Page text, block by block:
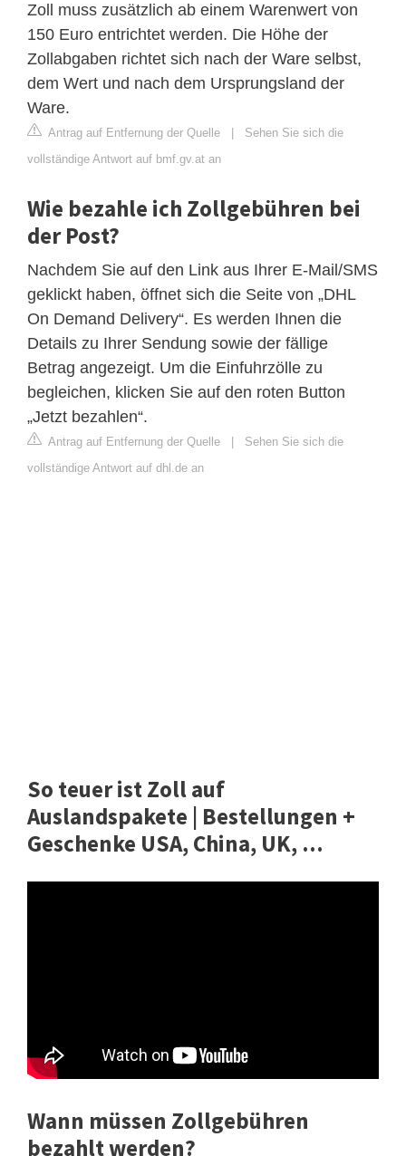
Zoll muss zusätzlich ab einem Warenwert von
150 Euro entrichtet werden. Die Höhe der
Zollabgaben richtet sich nach der Ware selbst,
dem Wert und nach dem Ursprungsland der
Ware.
Antrag auf Entfernung der Quelle
Sehen Sie sich die
vollständige Antwort auf bmf.gv.at an
Wie bezahle ich Zollgebühren bei
der Post?
Nachdem Sie auf den Link aus Ihrer E-Mail/SMS
geklickt haben, öffnet sich die Seite von „DHL
On Demand Delivery“. Es werden Ihnen die
Details zu Ihrer Sendung sowie der fällige
Betrag angezeigt. Um die Einfuhrzölle zu
begleichen, klicken Sie auf den roten Button
„Jetzt bezahlen“.
Antrag auf Entfernung der Quelle
Sehen Sie sich die
vollständige Antwort auf dhl.de an
So teuer ist Zoll auf
Auslandspakete | Bestellungen +
Geschenke USA, China, UK, ...
Wann müssen Zollgebühren
bezahlt werden?